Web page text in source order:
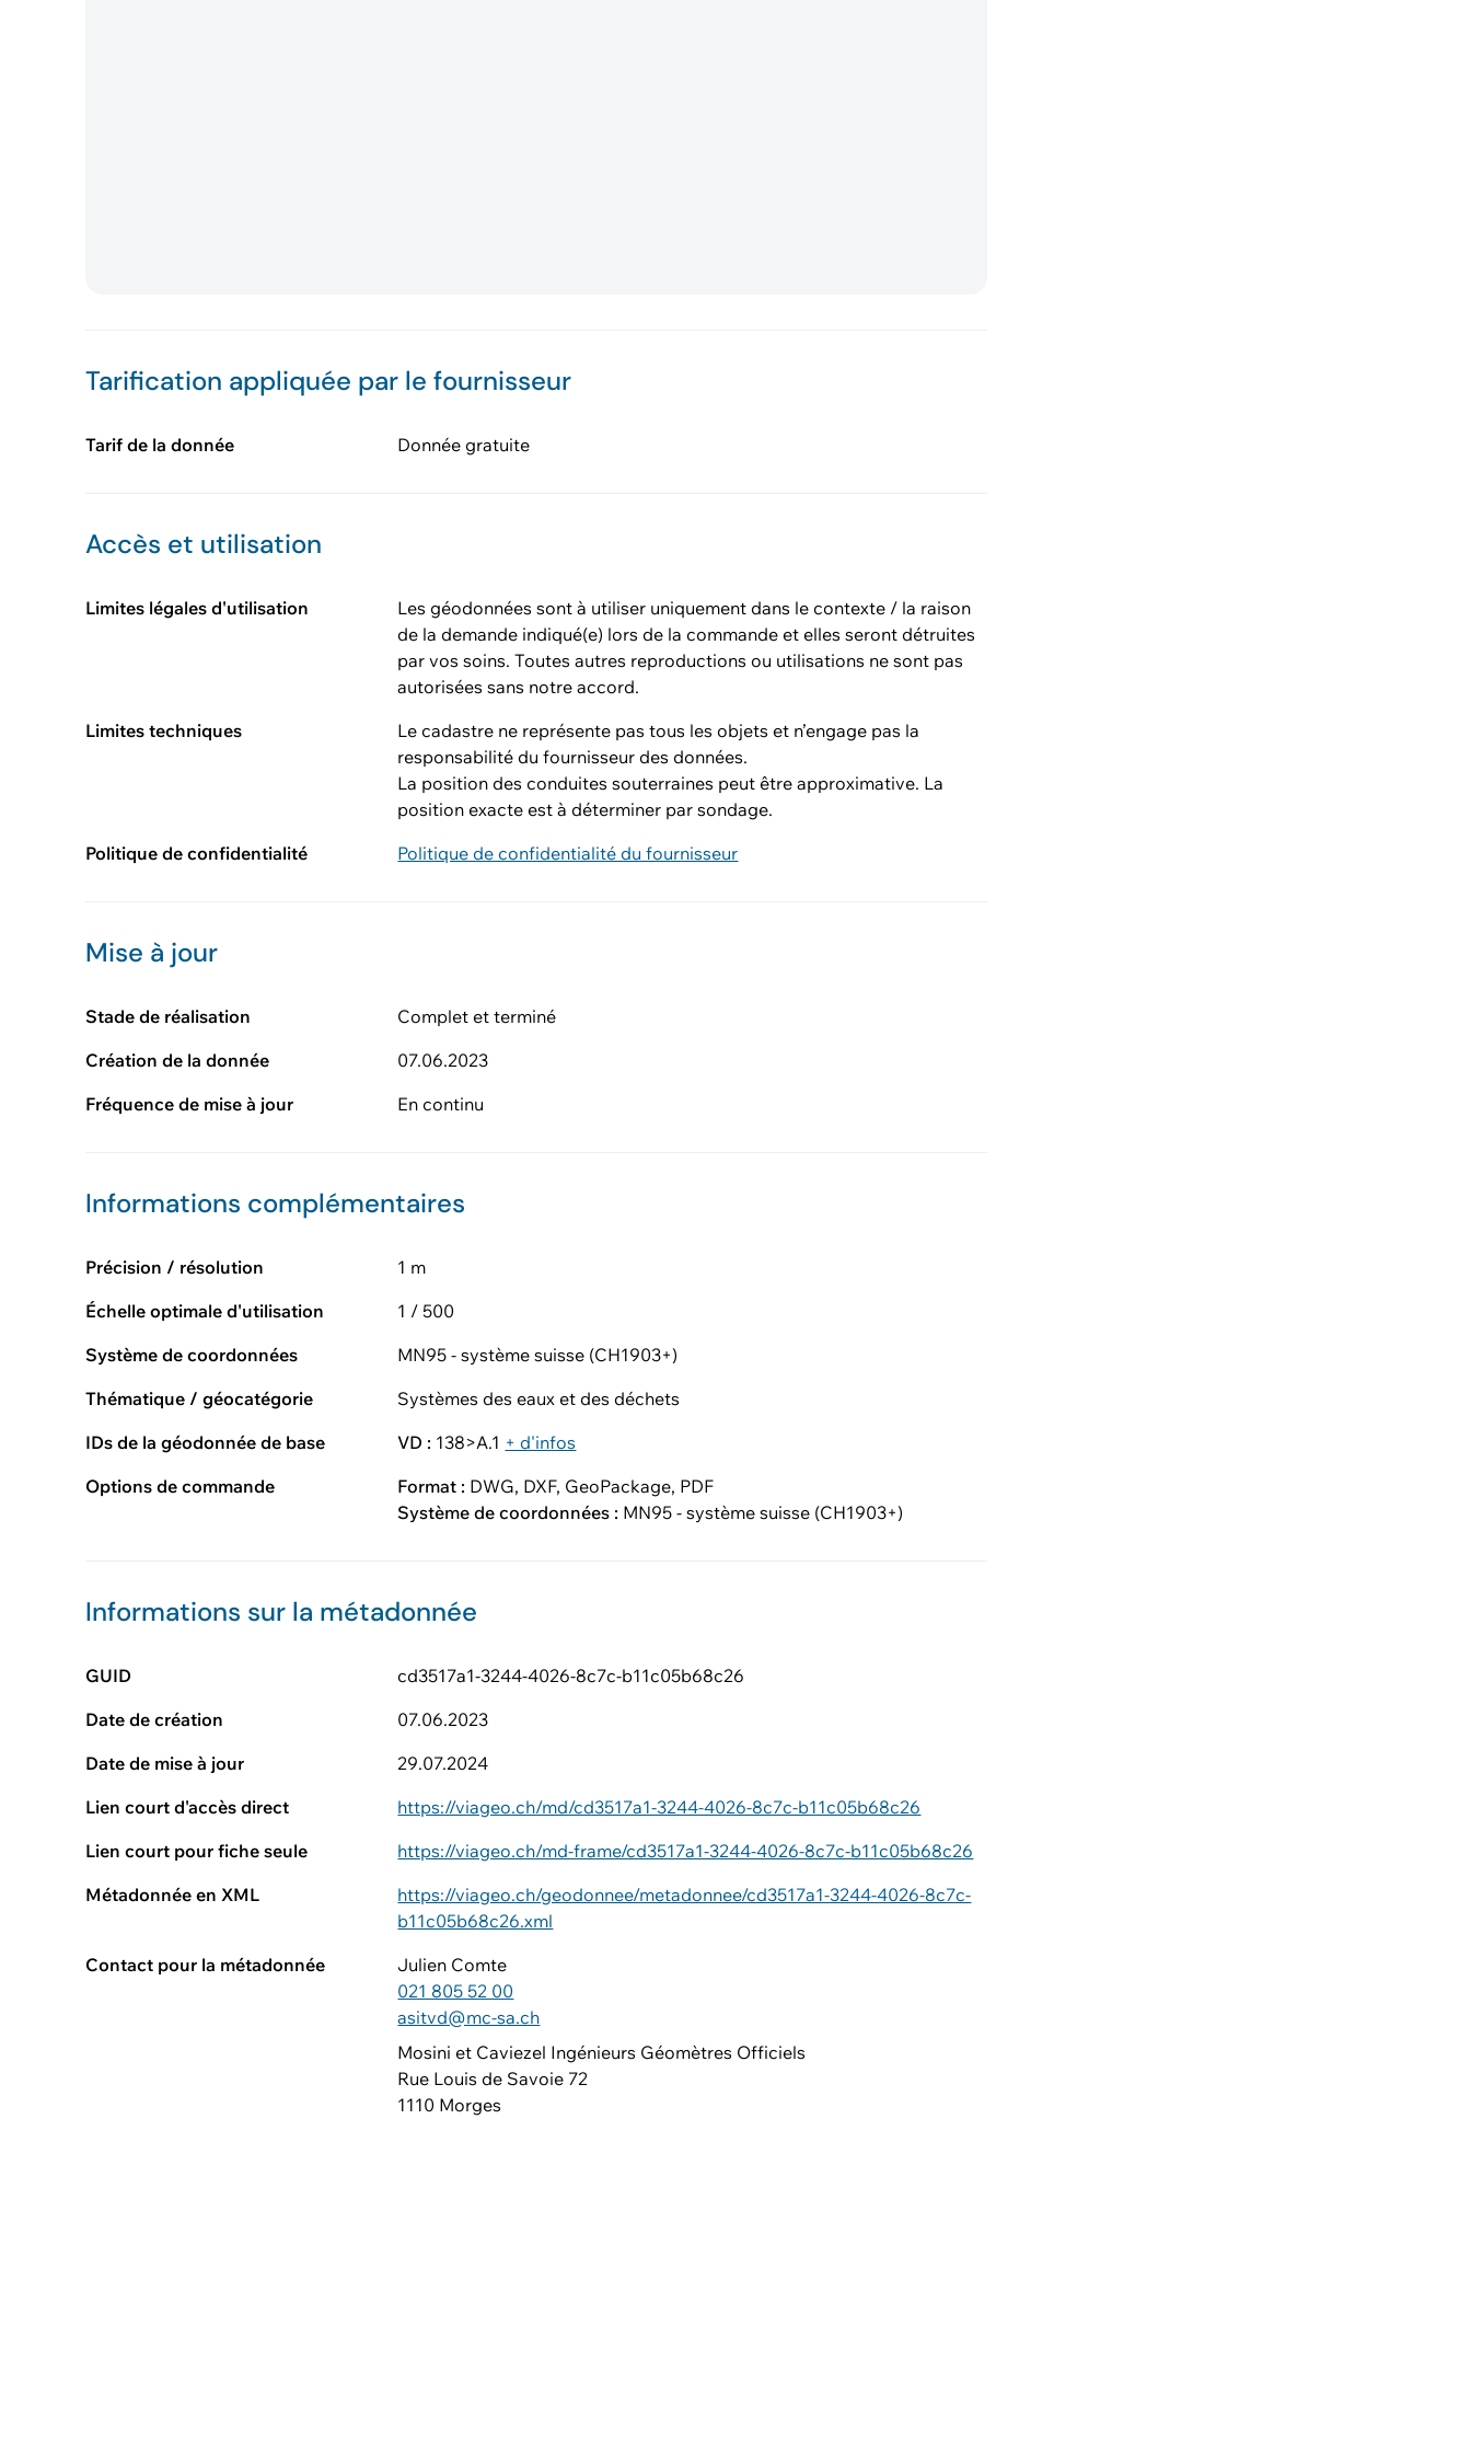
Tarification appliquée par le fournisseur
Tarif de la donnée Donnée gratuite
Accès et utilisation
Limites légales d'utilisation
Les géodonnées sont à utiliser uniquement dans le contexte / la raison
de la demande indiqué(e) lors de la commande et elles seront détruites
par vos soins. Toutes autres reproductions ou utilisations ne sont pas
autorisées sans notre accord.
Limites techniques
Le cadastre ne représente pas tous les objets et n’engage pas la
responsabilité du fournisseur des données.
La position des conduites souterraines peut être approximative. La
position exacte est à déterminer par sondage.
Politique de confidentialité
Politique de confidentialité du fournisseur
Mise à jour
Stade de réalisation
Complet et terminé
Création de la donnée
07.06.2023
Fréquence de mise à jour
En continu
Informations complémentaires
Précision / résolution
1 m
Échelle optimale d'utilisation
1 / 500
Système de coordonnées
MN95 - système suisse (CH1903+)
Thématique / géocatégorie
Systèmes des eaux et des déchets
IDs de la géodonnée de base
VD : 138>A.1 + d'infos
Options de commande
Format : DWG, DXF, GeoPackage, PDF
Système de coordonnées : MN95 - système suisse (CH1903+)
Informations sur la métadonnée
GUID
cd3517a1-3244-4026-8c7c-b11c05b68c26
Date de création
07.06.2023
Date de mise à jour
29.07.2024
Lien court d'accès direct
https://viageo.ch/md/cd3517a1-3244-4026-8c7c-b11c05b68c26
Lien court pour fiche seule
https://viageo.ch/md-frame/cd3517a1-3244-4026-8c7c-b11c05b68c26
Métadonnée en XML
https://viageo.ch/geodonnee/metadonnee/cd3517a1-3244-4026-8c7c-
b11c05b68c26.xml
Contact pour la métadonnée
Julien Comte
021 805 52 00
asitvd@mc-sa.ch
Mosini et Caviezel Ingénieurs Géomètres Officiels
Rue Louis de Savoie 72
1110 Morges